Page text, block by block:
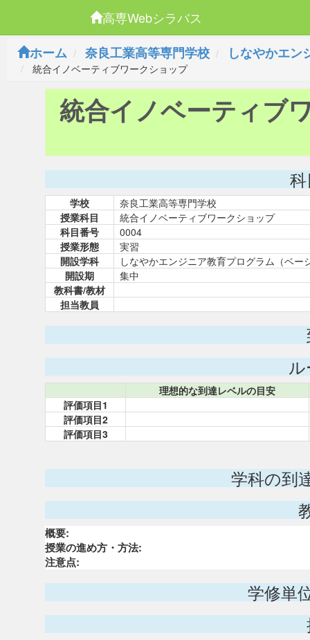
高専Webシラバス
ホーム
奈良工業高等専門学校 しなやかエン
統合イノベーティブワークショップ
統合イノベーティブ
学校
奈良工業高等専門学校
授業科目
統合イノベーティブワークショップ
科目番号
0004
授業形態
実習
開設学科
しなやかエンジニア教育プログラム（ベー
開設期
集中
教科書/教材
担当教員
理想的な到達レベルの目安
評価項目1
評価項目2
評価項目3
学科の到
概要:
授業の進め方・方法:
注意点:
学修単